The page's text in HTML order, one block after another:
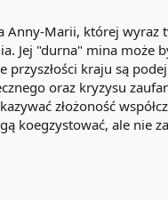
Anny-Marii, której wyraz
Jej "durna" mina może
kraju są
oraz kryzysu
złożoność
koegzystować, ale nie